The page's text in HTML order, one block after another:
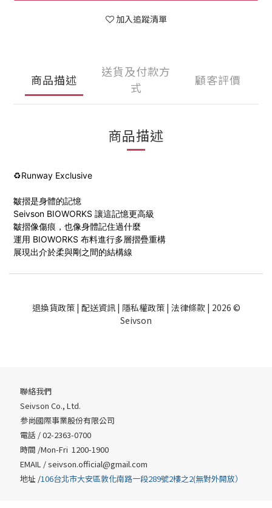
加入追蹤清單
商品描述
送貨及付款方
式
顧客評價
商品描述
♻️Runway Exclusive
皺摺是身體的記憶
Seivson BIOWORKS 讓這記憶更高級
皺摺像傷痕，也像身體記住過什麼
運用 BIOWORKS 布料進行多層摺疊重構
展現出介於柔與剛之間的結構線
退換貨政策| 配送資訊| 隱私權政策| 法律條款| 2026 ©
Seivson
聯絡我們
Seivson Co., Ltd.
参尚國際事業股份有限公司
電話 / 02-2363-0700
時間 /Mon-Fri 1200-1900
EMAIL /seivson.official@gmail.com
地址 /106台北市大安區敦化南路一段289號2樓之2(無對外開放）